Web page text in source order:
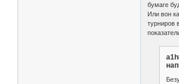
бумаге
Или вон
турниров